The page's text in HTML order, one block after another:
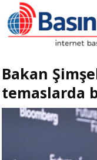
Bakan
temaslarda